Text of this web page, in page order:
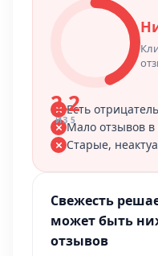
2.2
ИЗ 5
Есть
Мало отзывов
Старые,
Свежесть
может быть
отзывов